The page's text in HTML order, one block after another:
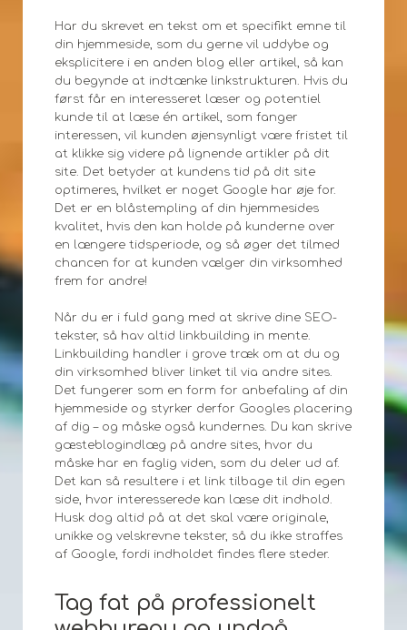
Har du skrevet en tekst om et specifikt emne til
din hjemmeside, som du gerne vil uddybe og
eksplicitere i en anden blog eller artikel, så kan
du begynde at indtænke linkstrukturen. Hvis du
først får en interesseret læser og potentiel
kunde til at læse én artikel, som fanger
interessen, vil kunden øjensynligt være fristet til
at klikke sig videre på lignende artikler på dit
site. Det betyder at kundens tid på dit site
optimeres, hvilket er noget Google har øje for.
Det er en blåstempling af din hjemmesides
kvalitet, hvis den kan holde på kunderne over
en længere tidsperiode, og så øger det tilmed
chancen for at kunden vælger din virksomhed
frem for andre!
Når du er i fuld gang med at skrive dine SEO-
tekster, så hav altid linkbuilding in mente.
Linkbuilding handler i grove træk om at du og
din virksomhed bliver linket til via andre sites.
Det fungerer som en form for anbefaling af din
hjemmeside og styrker derfor Googles placering
af dig – og måske også kundernes. Du kan skrive
gæsteblogindlæg på andre sites, hvor du
måske har en faglig viden, som du deler ud af.
Det kan så resultere i et link tilbage til din egen
side, hvor interesserede kan læse dit indhold.
Husk dog altid på at det skal være originale,
unikke og velskrevne tekster, så du ikke straffes
af Google, fordi indholdet findes flere steder.
Tag fat på professionelt